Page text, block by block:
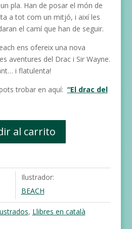
pla. Han de posar el món de
a tot com un mitjó, i així les
el camí que han de seguir.
ens ofereix una nova
aventures del Drac i Sir Wayne.
i flatulenta!
trobar en aquí: “El drac del
al carrito
Ilustrador:
BEACH
, Llibres en català